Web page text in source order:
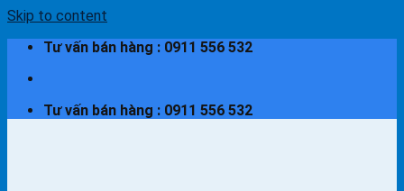
Skip to content
Tư vấn bán hàng : 0911 556 532
Tư vấn bán hàng : 0911 556 532